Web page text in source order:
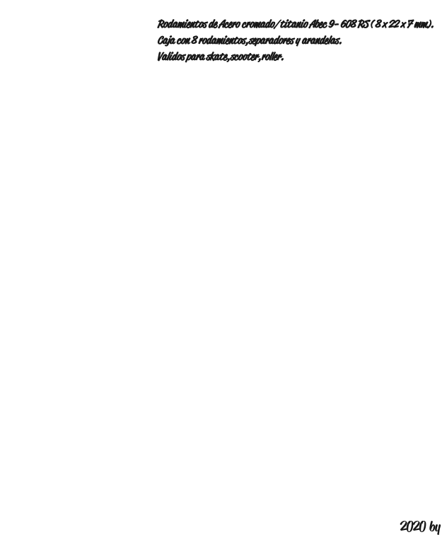
Rodamientos de Acero cromado/titanio Abec 9- 608 RS ( 8 x 22 x 7 mm).
Caja con 8 rodamientos,separadores y arandelas.
Validos para skate,scooter,roller.
2020 by